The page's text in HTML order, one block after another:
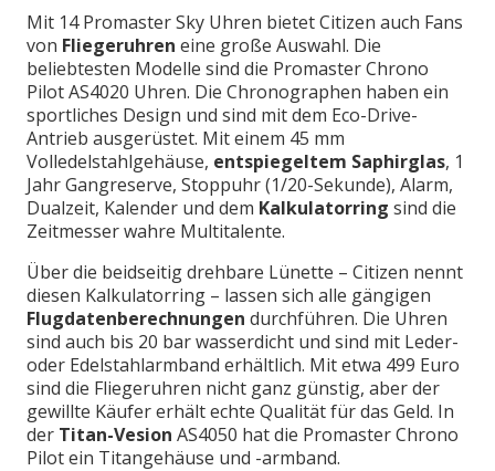
Mit 14 Promaster Sky Uhren bietet Citizen auch Fans
von Fliegeruhren eine große Auswahl. Die
beliebtesten Modelle sind die Promaster Chrono
Pilot AS4020 Uhren. Die Chronographen haben ein
sportliches Design und sind mit dem Eco-Drive-
Antrieb ausgerüstet. Mit einem 45 mm
Volledelstahlgehäuse, entspiegeltem Saphirglas, 1
Jahr Gangreserve, Stoppuhr (1/20-Sekunde), Alarm,
Dualzeit, Kalender und dem Kalkulatorring sind die
Zeitmesser wahre Multitalente.
Über die beidseitig drehbare Lünette – Citizen nennt
diesen Kalkulatorring – lassen sich alle gängigen
Flugdatenberechnungen durchführen. Die Uhren
sind auch bis 20 bar wasserdicht und sind mit Leder-
oder Edelstahlarmband erhältlich. Mit etwa 499 Euro
sind die Fliegeruhren nicht ganz günstig, aber der
gewillte Käufer erhält echte Qualität für das Geld. In
der Titan-Vesion AS4050 hat die Promaster Chrono
Pilot ein Titangehäuse und -armband.